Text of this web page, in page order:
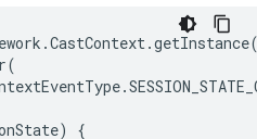
.CastContext.getInstance
(
.
)
{